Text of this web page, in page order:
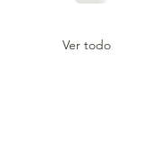
Ver todo